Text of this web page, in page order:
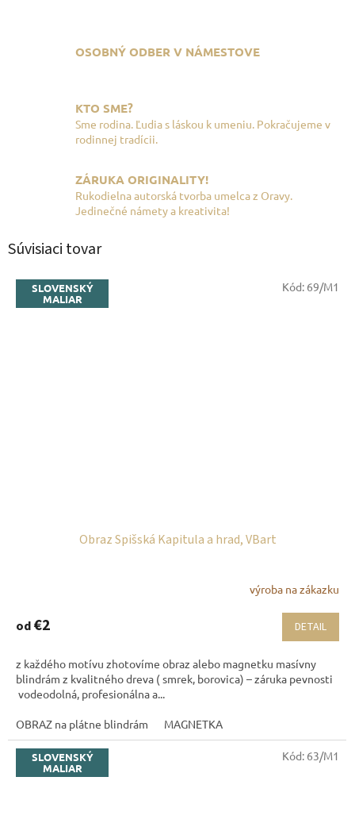
OSOBNÝ ODBER V NÁMESTOVE
KTO SME?
Sme rodina. Ľudia s láskou k umeniu. Pokračujeme v
rodinnej tradícii.
ZÁRUKA ORIGINALITY!
Rukodielna autorská tvorba umelca z Oravy.
Jedinečné námety a kreativita!
Súvisiaci tovar
SLOVENSKÝ
MALIAR
Obraz Spišská Kapitula a hrad, VBart
výroba na zákazku
od€2 DETAIL
z každého motívu zhotovíme obraz alebo magnetku masívny
blindrám z kvalitného dreva ( smrek, borovica) – záruka pevnosti
vodeodolná, profesionálna a...
OBRAZ na plátne blindrám MAGNETKA
Kód: 69/M1
SLOVENSKÝ
MALIAR
Kód: 63/M1